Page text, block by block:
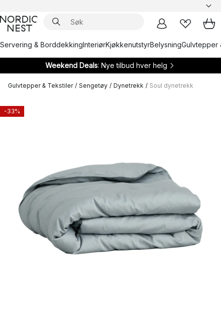
Servering & BorddekkingInteriørKjøkkenutstyrBelysningGulvtepper
Weekend Deals: Nye tilbud hver helg
Gulvtepper & Tekstiler / Sengetøy / Dynetrekk / Soul dynetrekk
-33%